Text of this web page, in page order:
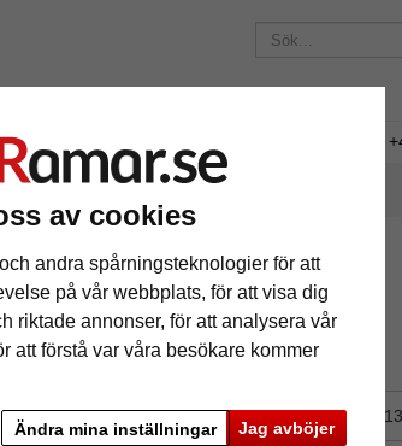
av cookies
andra spårningsteknologier för att
på vår webbplats, för att visa dig
riktade annonser, för att analysera vår
att förstå var våra besökare kommer
Jag avböjer
Ändra mina inställningar
format: